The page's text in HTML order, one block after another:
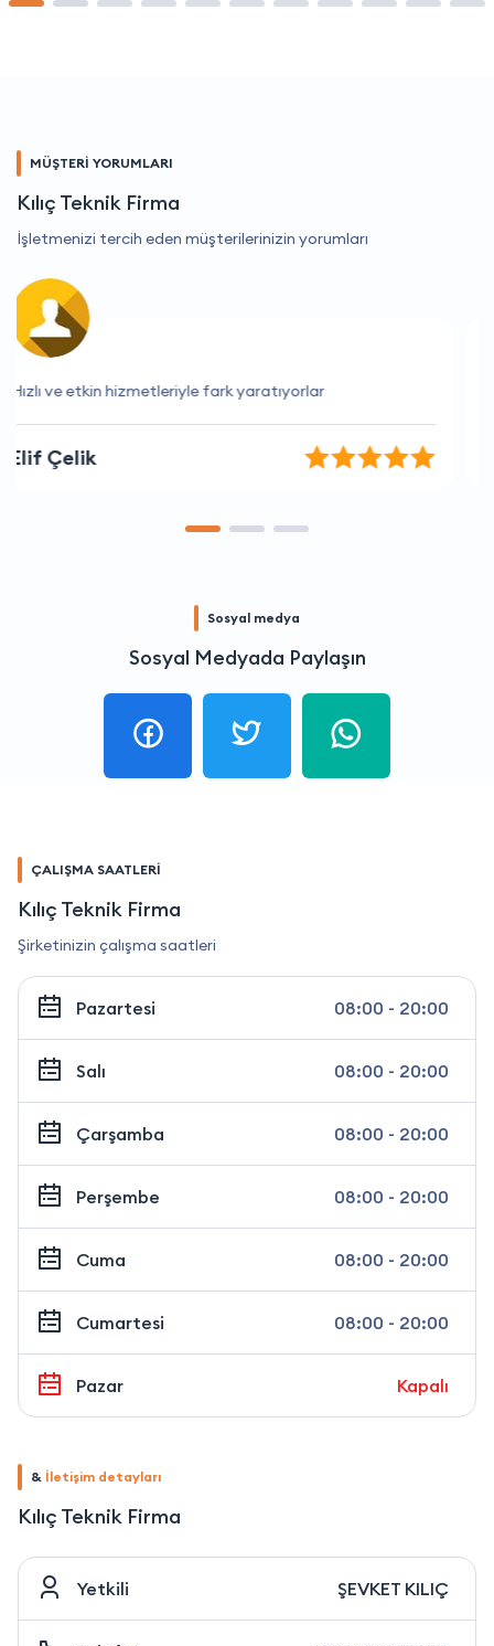
MÜŞTERİ YORUMLARI
Kılıç Teknik Firma
İşletmenizi tercih eden müşterilerinizin yorumları
İhtiyaçlarımı tam olarak karşılayan bir hizmet.
İrem Yaman
Sosyal medya
Sosyal Medyada Paylaşın
ÇALIŞMA SAATLERİ
Kılıç Teknik Firma
Şirketinizin çalışma saatleri
Pazartesi 08:00 - 20:00
Salı 08:00 - 20:00
Çarşamba 08:00 - 20:00
Perşembe 08:00 - 20:00
Cuma 08:00 - 20:00
Cumartesi 08:00 - 20:00
Pazar Kapalı
& İletişim detayları
Kılıç Teknik Firma
Yetkili ŞEVKET KILIÇ